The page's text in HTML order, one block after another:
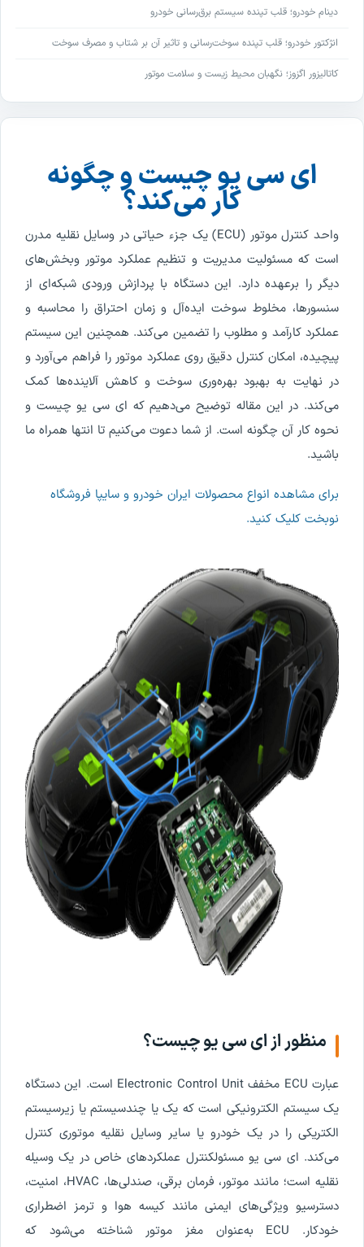
ای سی یو چیست و چگونه
کار می‌کند؟
واحد کنترل موتور (
ECU
)یک جزء حیاتی در وسایل نقلیه مدرن
است که مسئولیت مدیریت و تنظیم عملکرد موتور وبخشهای
دیگر را برعهده دارد. این دستگاه با پردازش ورودی شبکهای از
سنسورها، مخلوط سوخت ایدهآل و زمان احتراق را محاسبه و
عملکرد کارآمد و مطلوب را تضمین میکند. همچنین این سیستم
پیچیده، امکان کنترل دقیقروی عملکرد موتور را فراهم میآورد و
در نهایت به بهبود بهرهوری سوخت و کاهش آلایندهها کمک
میکند. در اینمقاله توضیح میدهیم که ای سی یو چیست و
نحوه کار آن چگونه است. از شما دعوت میکنیم تا انتها همراه ما
باشید.
برای مشاهده انواع محصولات ایران خودرو و سایپا فروشگاه
نوبخت کلیک کنید.
منظورازایسییوچیست؟
عبارت ECU مخفف Electronic Control Unit است. این دستگاه
یک سیستم الکترونیکی است که یک یا چندسیستم یا زیرسیستم
الکتریکی را در یک خودرو یا سایر وسایل نقلیه موتوری کنترل
میکند. ای سی یو مسئولکنترل عملکردهای خاص در یک وسیله
نقلیه است؛ مانند موتور، فرمان برقی،صندلیها، HVAC، امنیت،
دسترسیو ویژگیهای ایمنی مانند کیسه هوا و ترمز اضطراری
خودکار.
ECU بهعنوان مغز موتور شناخته میشود
که
دینام خودرو؛ قلب تپنده سیستم برق‌رسانی خودرو
انژکتور خودرو؛ قلب تپنده سوخت‌رسانی و تاثیر آن بر شتاب و مصرف سوخت
کاتالیزور اگزوز؛ نگهبان محیط زیست و سلامت موتور